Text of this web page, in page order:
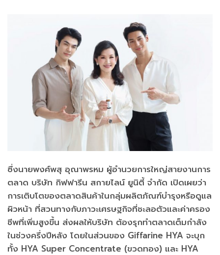
ซึ่งนายพงศ์พสุ อุณาพรหม ผู้อำนวยการใหญ่สายงานการ
ตลาด บริษัท กิฟฟารีน สกายไลน์ ยูนิตี้ จำกัด เปิดเผยว่า
การเติบโตของตลาดสินค้าในกลุ่มผลิตภัณฑ์บำรุงหรือดูแล
ผิวหน้า ที่สวนทางกับภาวะเศรษฐกิจที่ชะลอตัวและค่าครอง
ชีพที่เพิ่มสูงขึ้น ส่งผลให้บริษัท ต้องรุกทำตลาดเต็มกำลัง
ในช่วงครึ่งปีหลัง โดยในส่วนของ Giffarine HYA จะบุก
ทั้ง HYA Super Concentrate (ขวดทอง) และ HYA